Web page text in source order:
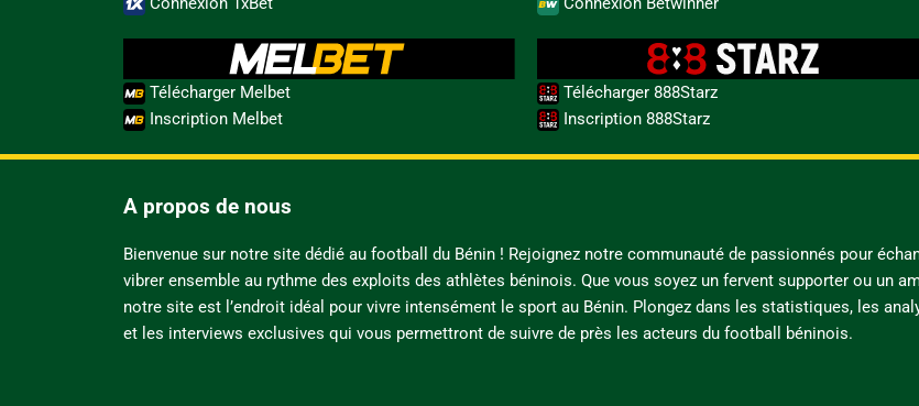
Télécharger Melbet
Inscription Melbet
Télécharger 888Starz
Inscription 888Starz
A propos de nous
Bienvenue sur notre site dédié au football du Bénin ! Rejoignez notre communauté de passionnés pour
vibrer ensemble au rythme des exploits des athlètes béninois. Que vous soyez un fervent supporter ou un
notre site est l’endroit idéal pour vivre intensément le sport au Bénin. Plongez dans les statistiques, les
et les interviews exclusives qui vous permettront de suivre de près les acteurs du football béninois.